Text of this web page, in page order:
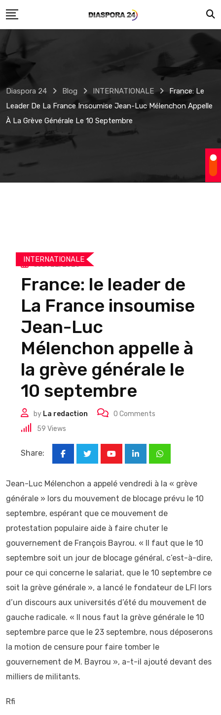
to
Diaspora 24 Blog INTERNATIONALE
France: Le
Leader De La France Insoumise Jean-Luc Mélenchon Appelle
À La Grève Générale Le 10 Septembre
INTERNATIONALE
août 22, 2025
France: le leader de
La France insoumise
Jean-Luc
Mélenchon appelle à
la grève générale le
10 septembre
by La redaction 0 Comments
59 Views
Share:
LinkedInWhatsapp
Jean-Luc Mélenchon a appelé vendredi à la « grève
générale » lors du mouvement de blocage prévu le 10
septembre, espérant que ce mouvement de
protestation populaire aide à faire chuter le
gouvernement de François Bayrou. « Il faut que le 10
septembre soit un jour de blocage général, c’est-à-dire,
pour ce qui concerne le salariat, que le 10 septembre ce
soit la grève générale », a lancé le fondateur de LFI lors
d’un discours aux universités d’été du mouvement de
gauche radicale. « Il nous faut la grève générale le 10
septembre parce que le 23 septembre, nous déposerons
la motion de censure pour faire tomber le
gouvernement de M. Bayrou », a-t-il ajouté devant des
milliers de militants.
Rfi